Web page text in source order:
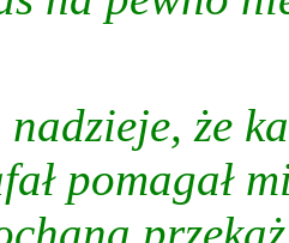
że
pomagał